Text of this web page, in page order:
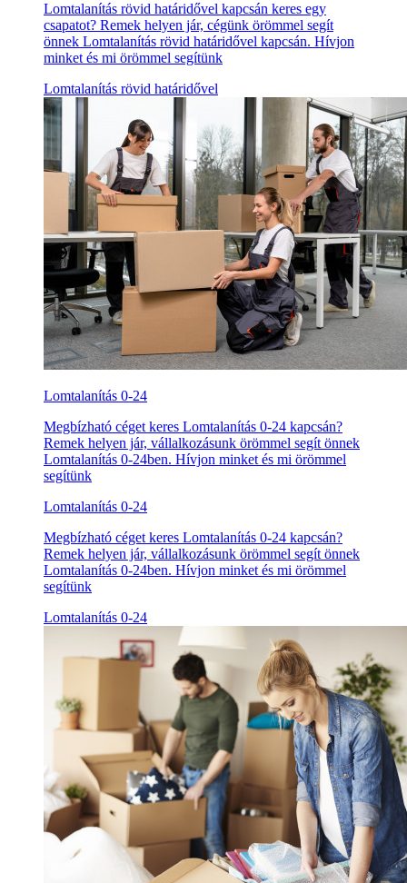
Lomtalanítás rövid határidővel kapcsán keres egy
csapatot? Remek helyen jár, cégünk örömmel segít
önnek Lomtalanítás rövid határidővel kapcsán. Hívjon
minket és mi örömmel segítünk
Lomtalanítás rövid határidővel
Lomtalanítás 0-24
Megbízható céget keres Lomtalanítás 0-24 kapcsán?
Remek helyen jár, vállalkozásunk örömmel segít önnek
Lomtalanítás 0-24ben. Hívjon minket és mi örömmel
segítünk
Lomtalanítás 0-24
Megbízható céget keres Lomtalanítás 0-24 kapcsán?
Remek helyen jár, vállalkozásunk örömmel segít önnek
Lomtalanítás 0-24ben. Hívjon minket és mi örömmel
segítünk
Lomtalanítás 0-24